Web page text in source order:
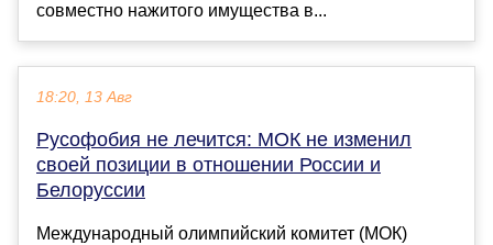
совместно нажитого имущества в...
18:20, 13 Авг
Русофобия не лечится: МОК не изменил
своей позиции в отношении России и
Белоруссии
Международный олимпийский комитет (МОК)